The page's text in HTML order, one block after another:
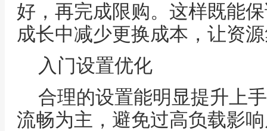
好，再完成限购。这样既能
成长中减少更换成本，让资
入门设置优化
合理的设置能明显提升上
流畅为主，避免过高负载影